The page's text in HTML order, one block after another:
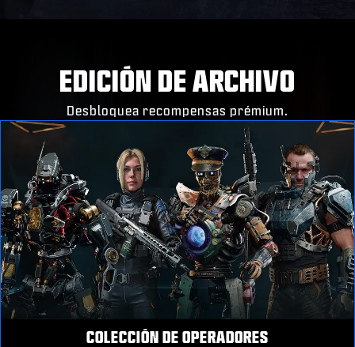
EDICIÓN DE ARCHIVO
Desbloquea recompensas prémium.
COLECCIÓN DE OPERADORES